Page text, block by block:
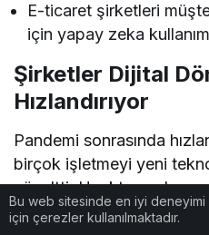
E-ticaret şirketleri
için yapay zeka
Şirketler Dijital
Hızlandırıyor
Pandemi sonrasında
birçok işletmeyi yeni
yöneltti. Uzaktan çalışma
yaygınlaşması, bulut
Bu web sitesinde en iyi deneyimi
için çerezler kullanılmaktadır.